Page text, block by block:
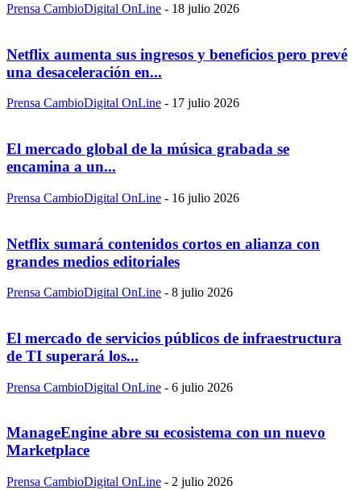
Prensa CambioDigital OnLine - 18 julio 2026
Netflix aumenta sus ingresos y beneficios pero prevé
una desaceleración en...
Prensa CambioDigital OnLine - 17 julio 2026
El mercado global de la música grabada se
encamina a un...
Prensa CambioDigital OnLine - 16 julio 2026
Netflix sumará contenidos cortos en alianza con
grandes medios editoriales
Prensa CambioDigital OnLine - 8 julio 2026
El mercado de servicios públicos de infraestructura
de TI superará los...
Prensa CambioDigital OnLine - 6 julio 2026
ManageEngine abre su ecosistema con un nuevo
Marketplace
Prensa CambioDigital OnLine - 2 julio 2026